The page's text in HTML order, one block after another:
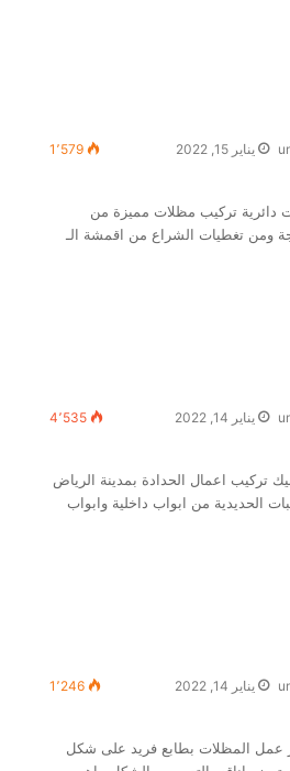
يناير 15, 2022 1٬579
دائرية تركيب مظلات مميزة من
ومن تغطيات الشراع من اقمشة الـ
يناير 14, 2022 4٬535
تركيب اعمال الحدادة بمدينة الرياض
الحديدية من ابواب داخلية وابواب
يناير 14, 2022 1٬246
عمل المظلات بطابع فريد على شكل